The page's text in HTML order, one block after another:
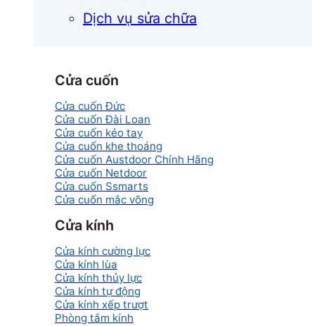
Dịch vụ sửa chữa
Cửa cuốn
Cửa cuốn Đức
Cửa cuốn Đài Loan
Cửa cuốn kéo tay
Cửa cuốn khe thoáng
Cửa cuốn Austdoor Chính Hãng
Cửa cuốn Netdoor
Cửa cuốn Ssmarts
Cửa cuốn mắc võng
Cửa kính
Cửa kính cường lực
Cửa kính lùa
Cửa kính thủy lực
Cửa kính tự động
Cửa kính xếp trượt
Phòng tắm kính